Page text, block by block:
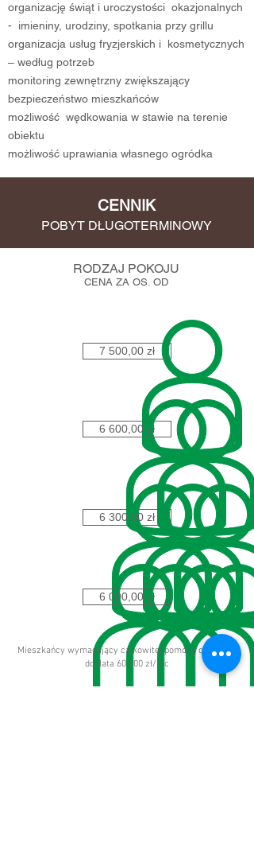
organizację świąt i uroczystości okazjonalnych
- imieniny, urodziny, spotkania przy grillu
organizacja usług fryzjerskich i kosmetycznych
– według potrzeb
monitoring zewnętrzny zwiększający
bezpieczeństwo mieszkańców
możliwość wędkowania w stawie na terenie
obiektu
możliwość uprawiania własnego ogródka
CENNIK
POBYT DŁUGOTERMINOWY
RODZAJ POKOJU
CENA ZA OS. OD
7 500,00 zł
6 600,00 zł
6 300,00 zł
6 000,00 zł
Mieszkańcy wymagający całkowitej pomocy opiekuna:
dopłata 600,00 zł/mc